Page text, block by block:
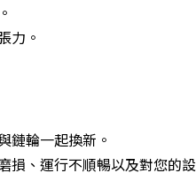
力。
鏈輪一起換新。
損、運行不順暢以及對您的設